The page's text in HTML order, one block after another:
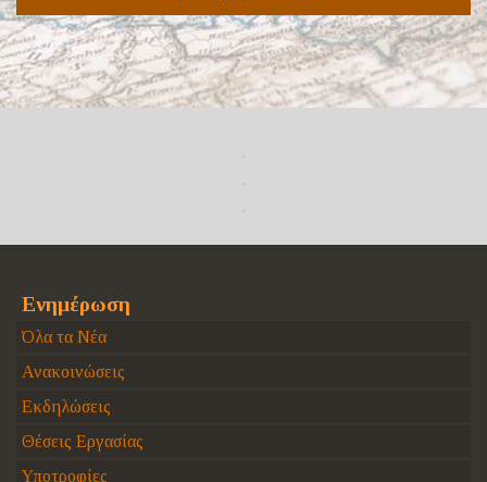
Ενημέρωση
Όλα τα Νέα
Ανακοινώσεις
Εκδηλώσεις
Θέσεις Εργασίας
Υποτροφίες